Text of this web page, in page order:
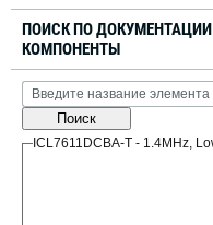
ПОИСК ПО
КОМПОНЕНТЫ
Поиск
ICL7611DCBA-T - 1.4MHz,